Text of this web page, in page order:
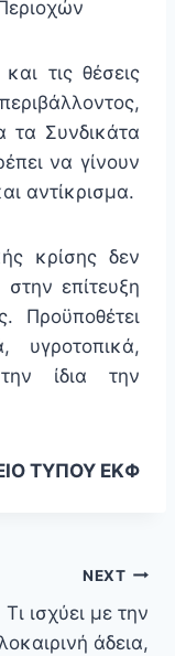
τις θέσεις
τα Συνδικάτα
να γίνουν
αντίκρισμα.
κρίσης δεν
επίτευξη
Προϋποθέτει
υγροτοπικά,
ίδια την
ΤΥΠΟΥ ΕΚΦ
NEXT
Τι ισχύει με την
άδεια,